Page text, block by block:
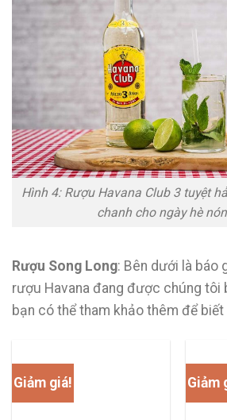
Hình 4: Rượu Havana Club 3 tuyệt
chanh cho ngày hè
Rượu Song Long: Bên dưới là báo
rượu Havana đang được chúng tôi
bạn có thể tham khảo thêm để
Giảm giá! Giảm